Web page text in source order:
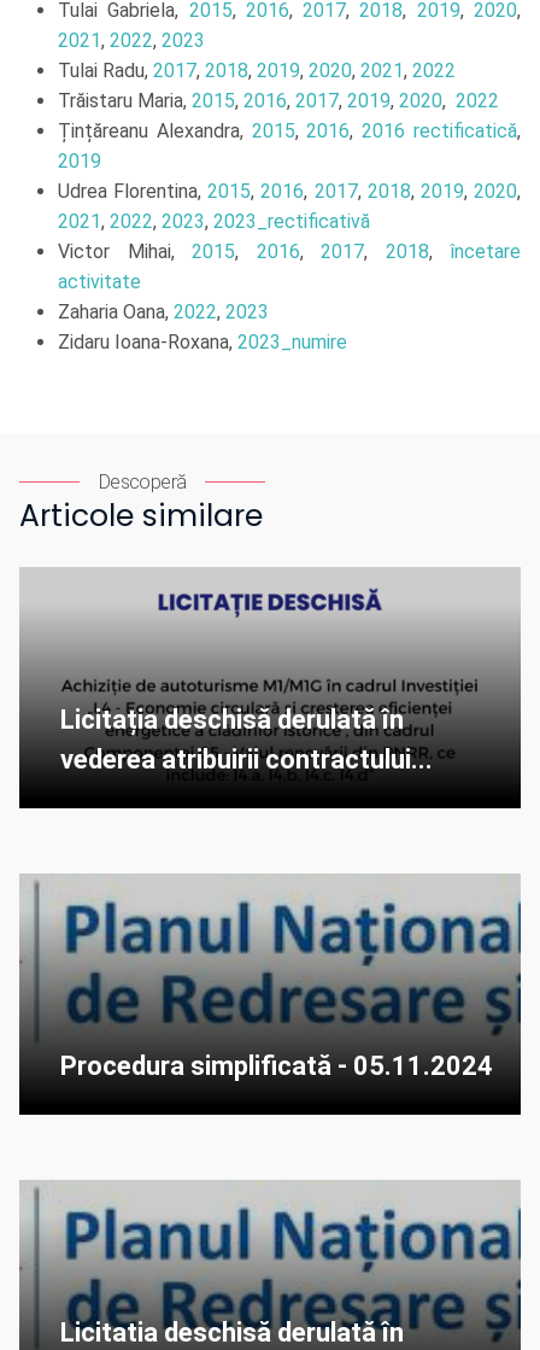
Tulai Gabriela, 2015, 2016,2017,2018, 2019,2020,
2021, 2022, 2023
Tulai Radu, 2017, 2018, 2019, 2020, 2021, 2022
Trăistaru Maria, 2015, 2016, 2017, 2019, 2020, 2022
Țințăreanu Alexandra, 2015,2016,2016 rectificatică,
2019
Udrea Florentina,2015,2016, 2017, 2018, 2019,2020,
2021, 2022, 2023, 2023_rectificativă
Victor Mihai, 2015, 2016, 2017, 2018, încetare
activitate
Zaharia Oana, 2022, 2023
Zidaru Ioana-Roxana, 2023_numire
Descoperă
Articole similare
Licitația deschisă derulată în
vederea atribuirii contractului...
Procedura simplificată - 05.11.2024
Licitatia deschisă derulată în